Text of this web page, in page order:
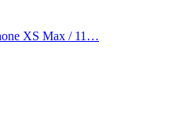
XS Max / 11…